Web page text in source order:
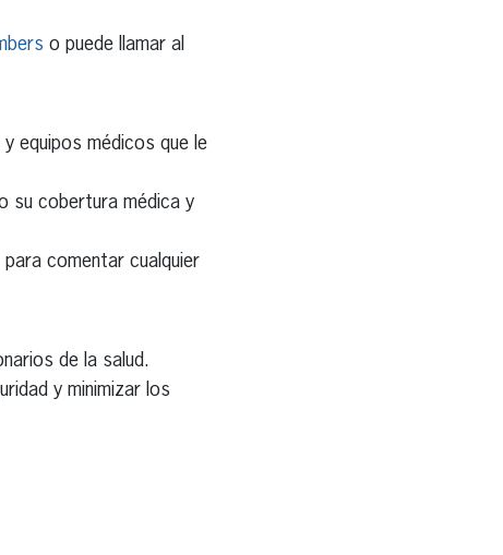
o puede llamar al
equipos médicos que le
su cobertura médica y
comentar cualquier
de la salud.
y minimizar los